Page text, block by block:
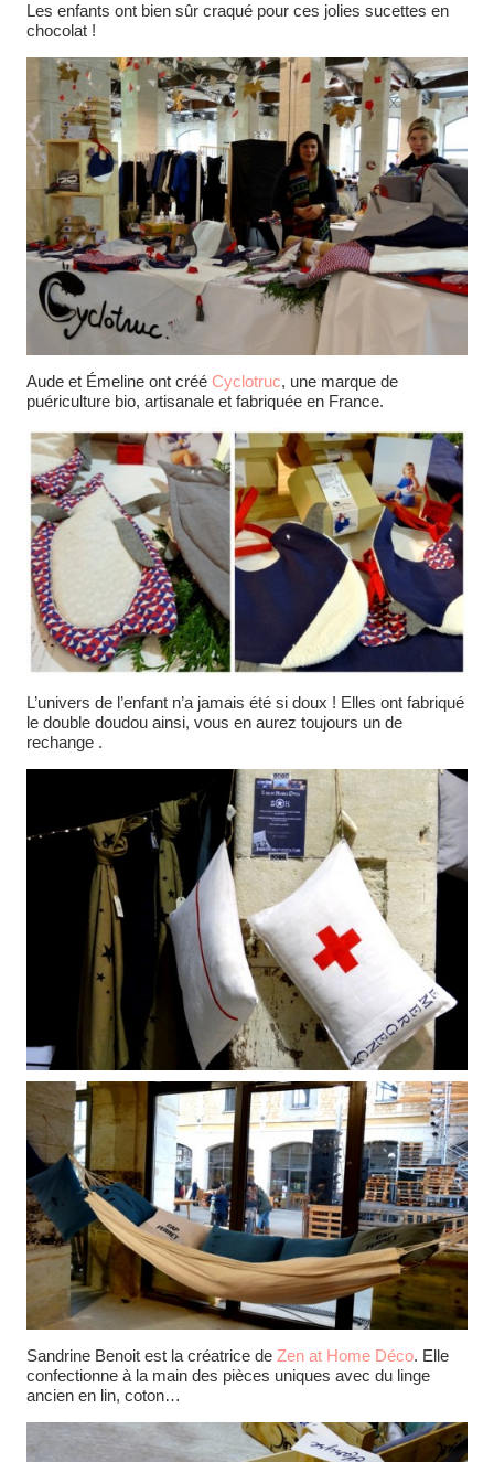
Les enfants ont bien sûr craqué pour ces jolies sucettes en
chocolat !
Aude et Émeline ont créé Cyclotruc, une marque de
puériculture bio, artisanale et fabriquée en France.
L’univers de l’enfant n’a jamais été si doux ! Elles ont fabriqué
le double doudou ainsi, vous en aurez toujours un de
rechange .
Sandrine Benoit est la créatrice de Zen at Home Déco. Elle
confectionne à la main des pièces uniques avec du linge
ancien en lin, coton…